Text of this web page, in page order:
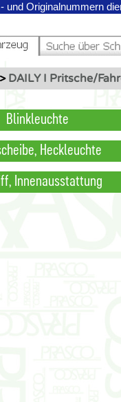
und Originalnummern
DAILY I Pritsche/
Blinkleuchte
Heckleuchte
Innenausstattung